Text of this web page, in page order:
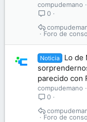
compudemano
0
Foro de
Noticia
Lo de
parecido con
compudemano
0
Foro de